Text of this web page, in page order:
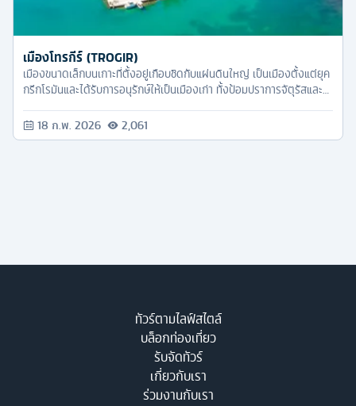
เมืองโทรกีร์ (TROGIR)
เมืองขนาดเล็กบนเกาะที่ตั้งอยู่เกือบชิดกับแผ่นดินใหญ่ เป็นเมืองตั้งแต่ยุค
กรีกโรมันและได้รับการอนุรักษ์ให้เป็นเมืองเก่า ทั้งป้อมปราการจัตุรัสและ
18 ก.พ. 2026 2,061
ทัวร์ตามไลฟ์สไตล์
บล็อกท่องเที่ยว
รับจัดทัวร์
เกี่ยวกับเรา
ร่วมงานกับเรา